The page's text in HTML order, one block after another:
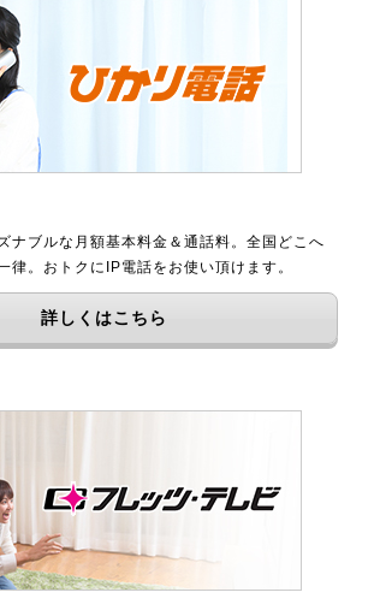
ナブルな月額基本料金＆通話料。全国どこへ
律。おトクにIP電話をお使い頂けます。
詳しくはこちら